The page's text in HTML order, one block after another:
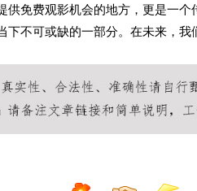
供免费观影机会的地方，更是一
下不可或缺的一部分。在未来，